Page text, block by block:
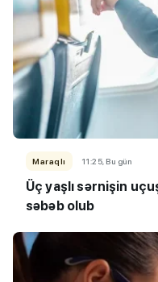
Maraqlı 11:25, Bu gün
Üç yaşlı sərnişin
səbəb olub